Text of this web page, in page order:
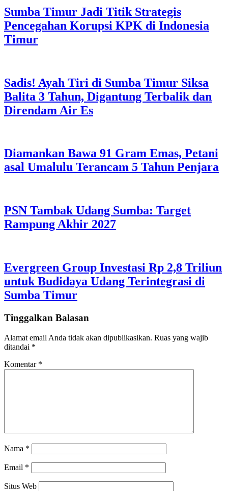
Sumba Timur Jadi Titik Strategis
Pencegahan Korupsi KPK di Indonesia
Timur
Sadis! Ayah Tiri di Sumba Timur Siksa
Balita 3 Tahun, Digantung Terbalik dan
Direndam Air Es
Diamankan Bawa 91 Gram Emas, Petani
asal Umalulu Terancam 5 Tahun Penjara
PSN Tambak Udang Sumba: Target
Rampung Akhir 2027
Evergreen Group Investasi Rp 2,8 Triliun
untuk Budidaya Udang Terintegrasi di
Sumba Timur
Tinggalkan Balasan
Alamat email Anda tidak akan dipublikasikan. Ruas yang wajib
ditandai *
Komentar *
Nama *
Email *
Situs Web